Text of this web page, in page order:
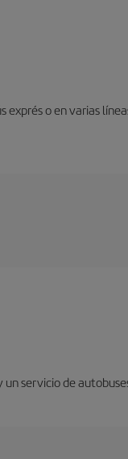
o en varias
servicio de